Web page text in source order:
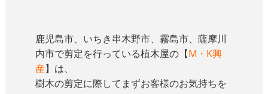
鹿児島市、いちき串木野市、霧島市、薩摩川
内市で剪定を行っている植木屋の【M・K興
産】は、
樹木の剪定に際してまずお客様のお気持ちを